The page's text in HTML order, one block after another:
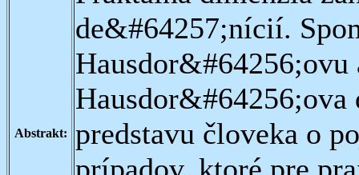
Abstrakt:
de&#64257;nícií.
predstavu človeka o